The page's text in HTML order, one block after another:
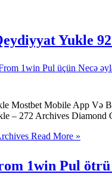
Yukle
From 1win Pul üçün
Mostbet Mobile App Və
– 272 Archives Diamond
Read More »
1win Pul